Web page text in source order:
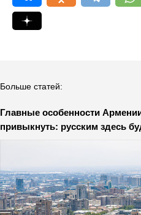
Больше статей:
Главные особенности
привыкнуть: русским здесь